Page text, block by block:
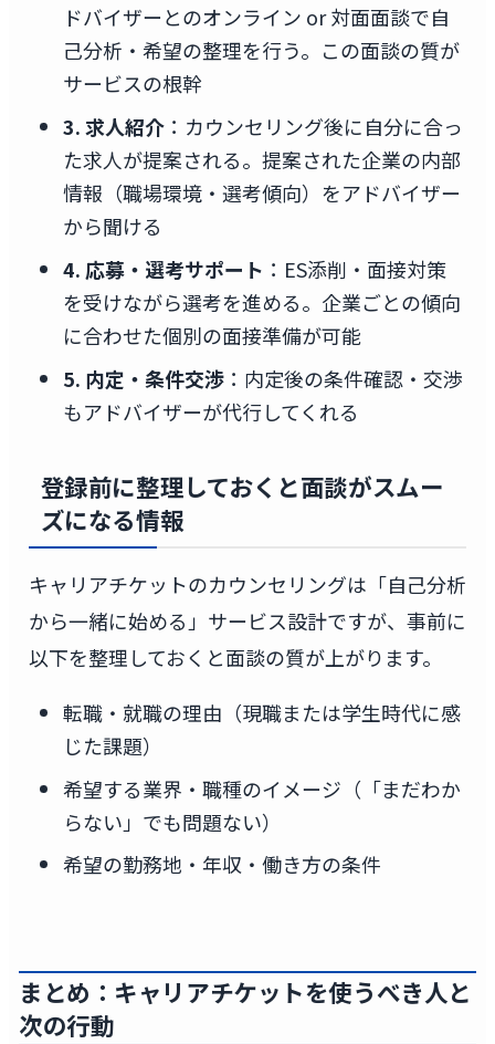
ドバイザーとのオンライン or 対面面談で自
己分析・希望の整理を行う。この面談の質が
サービスの根幹
3. 求人紹介 ：カウンセリング後に自分に合っ
た求人が提案される。提案された企業の内部
情報（職場環境・選考傾向）をアドバイザー
から聞ける
4. 応募・選考サポート ：ES添削・面接対策
を受けながら選考を進める。企業ごとの傾向
に合わせた個別の面接準備が可能
5. 内定・条件交渉 ：内定後の条件確認・交渉
もアドバイザーが代行してくれる
登録前に整理しておくと面談がスムー
ズになる情報
キャリアチケットのカウンセリングは「自己分析
から一緒に始める」サービス設計ですが、事前に
以下を整理しておくと面談の質が上がります。
転職・就職の理由（現職または学生時代に感
じた課題）
希望する業界・職種のイメージ（「まだわか
らない」でも問題ない）
希望の勤務地・年収・働き方の条件
まとめ：キャリアチケットを使うべき人と
次の行動